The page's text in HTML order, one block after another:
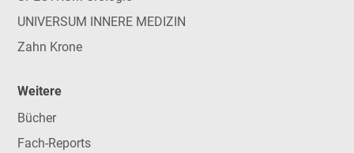
UNIVERSUM INNERE MEDIZIN
Zahn Krone
Weitere
Bücher
Fach-Reports